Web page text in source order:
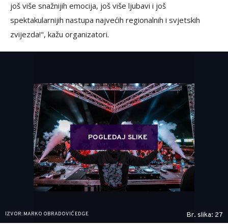
još više snažnijih emocija, još više ljubavi i još
spektakularnijih nastupa najvećih regionalnih i svjetskih
zvijezda!", kažu organizatori.
POGLEDAJ SLIKE
IZVOR: MARKO OBRADOVIĆ EDGE Br. slika: 27